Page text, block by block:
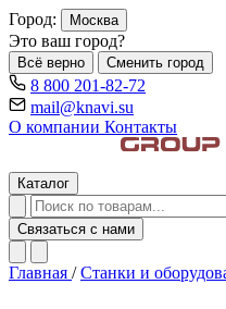
Город: Москва
Это ваш город?
Всё верно Сменить город
8 800 201-82-72
mail@knavi.su
О компании Контакты
Каталог
Связаться с нами
Главная / Станки и